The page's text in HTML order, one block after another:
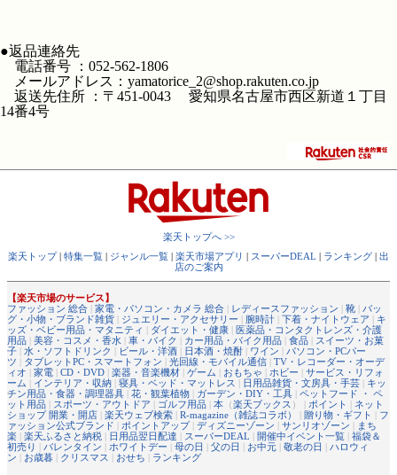
●返品連絡先
電話番号 ：052-562-1806
メールアドレス：yamatorice_2@shop.rakuten.co.jp
返送先住所 ：〒451-0043 愛知県名古屋市西区新道１丁目
14番4号
楽天トップへ >>
楽天トップ| 特集一覧 | ジャンル一覧 | 楽天市場アプリ | スーパーDEAL | ランキング | 出
店のご案内
【楽天市場のサービス】
ファッション 総合 | 家電・パソコン・カメラ 総合 | レディースファッション | 靴 | バッ
グ・小物・ブランド雑貨 | ジュエリー・アクセサリー | 腕時計 | 下着・ナイトウェア | キ
ッズ・ベビー用品・マタニティ | ダイエット・健康 | 医薬品・コンタクトレンズ・介護
用品 | 美容・コスメ・香水 | 車・バイク | カー用品・バイク用品 | 食品 | スイーツ・お菓
子 | 水・ソフトドリンク | ビール・洋酒 | 日本酒・焼酎 | ワイン | パソコン・PCパー
ツ | タブレットPC・スマートフォン | 光回線・モバイル通信 | TV・レコーダー・オーデ
ィオ | 家電 | CD・DVD | 楽器・音楽機材 | ゲーム | おもちゃ | ホビー | サービス・リフォ
ーム | インテリア・収納 | 寝具・ベッド・マットレス | 日用品雑貨・文房具・手芸 | キッ
チン用品・食器・調理器具 | 花・観葉植物 | ガーデン・DIY・工具 | ペットフード ・ ペ
ット用品 | スポーツ・アウトドア | ゴルフ用品 | 本 （楽天ブックス ） | ポイント | ネット
ショップ 開業・開店 | 楽天ウェブ検索 | R-magazine（雑誌コラボ） | 贈り物・ギフト | フ
ァッション公式ブランド | ポイントアップ| ディズニーゾーン | サンリオゾーン | まち
楽 | 楽天ふるさと納税 | 日用品翌日配達 | スーパーDEAL | 開催中イベント一覧 | 福袋＆
初売り | バレンタイン | ホワイトデー | 母の日 | 父の日 | お中元 | 敬老の日 | ハロウィ
ン | お歳暮 | クリスマス | おせち | ランキング